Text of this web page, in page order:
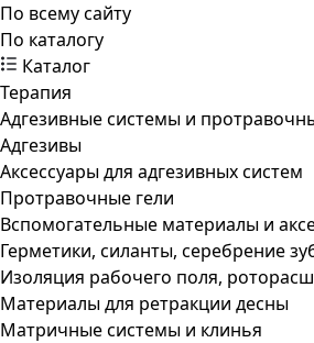
По всему сайту
По каталогу
Каталог
Терапия
Адгезивные системы и
Адгезивы
Аксессуары для адгезивных систем
Протравочные гели
Вспомогательные материалы и
Герметики, силанты, серебрение
Изоляция рабочего поля,
Материалы для ретракции десны
Матричные системы и клинья